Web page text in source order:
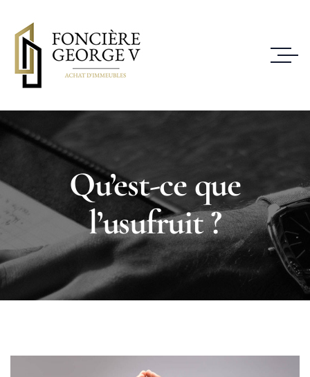
Qu’est-ce que
l’usufruit ?